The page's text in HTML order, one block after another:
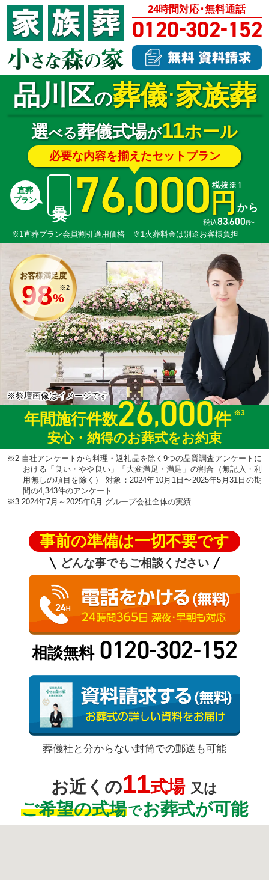
24時間対応･無料通話
0120-302-152
品川区の葬儀･家族葬
選べる葬儀式場が11ホール
必要な内容を揃えたセットプラン
直葬
プラン
76,000 円 から
税抜※1
税込83,600 円〜
※1直葬プラン会員割引適用価格 ※1火葬料金は別途お客様負担
お客様満足度
98%
※2
※祭壇画像はイメージです
年間施行件数26,000件 ※3
安心・納得のお葬式をお約束
※2 自社アンケートから料理・返礼品を除く9つの品質調査アンケートに
おける「良い・やや良い」「大変満足・満足」の割合（無記入・利
用無しの項目を除く） 対象：2024年10月1日〜2025年5月31日の期
間の4,343件のアンケート
※3 2024年7月～2025年6月 グループ会社全体の実績
事前の準備は一切不要です
どんな事でもご相談ください
相談無料 0120-302-152
葬儀社と分からない封筒での郵送も可能
お近くの11式場 又は
ご希望の式場でお葬式が可能